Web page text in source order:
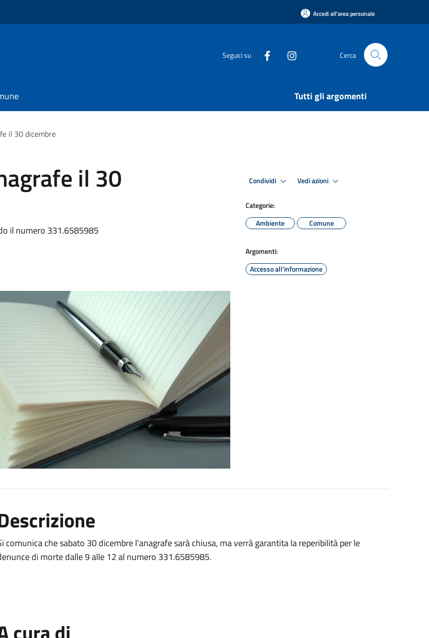
Accedi all'area personale
Seguici su Cerca
Tutti gli argomenti
il 30 dicembre
il 30
il numero 331.6585985
Condividi Vedi azioni
Categorie:
Ambiente
Comune
Argomenti:
Accesso all'informazione
comunica che sabato 30dicembrel'anagrafe sarà chiusa, ma verrà garantita la reperibilità per le
di morte dalle 9 alle 12 al numero 331.6585985.